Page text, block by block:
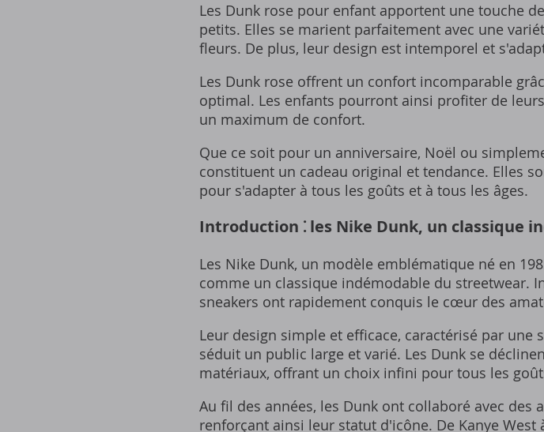
Les Dunk rose pour enfant apportent une touche
petits. Elles se marient parfaitement avec une
fleurs. De plus, leur design est intemporel et
Les Dunk rose offrent un confort incomparable
optimal. Les enfants pourront ainsi profiter de
un maximum de confort.
Que ce soit pour un anniversaire, Noël ou
constituent un cadeau original et tendance. Elles
pour s'adapter à tous les goûts et à tous les âges.
Introduction ⁚ les Nike Dunk, un classique
Les Nike Dunk, un modèle emblématique né en
comme un classique indémodable du streetwear.
sneakers ont rapidement conquis le cœur des
Leur design simple et efficace, caractérisé par une
séduit un public large et varié. Les Dunk se
matériaux, offrant un choix infini pour tous les
Au fil des années, les Dunk ont collaboré avec des
renforçant ainsi leur statut d'icône. De Kanye West